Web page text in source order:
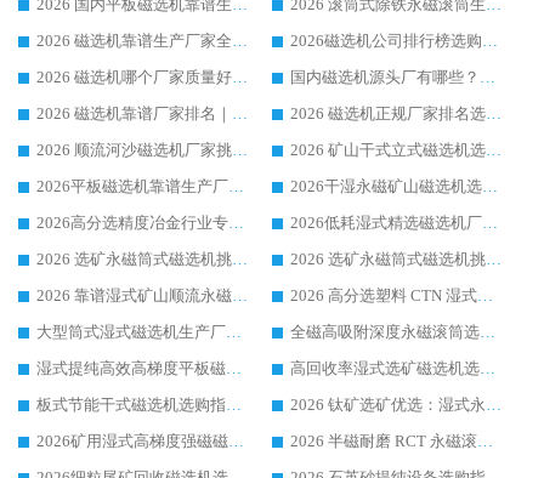
2026 国内平板磁选机靠谱生产厂家推荐排名|行业口碑选购指南，领域强者按需选设备
2026 滚筒式除铁永磁滚筒生产厂家推荐排名|行业口碑选购指南，领域强者源头厂商精选
2026 磁选机靠谱生产厂家全梳理 分场景选型行业头部品牌选购参考攻略
2026磁选机公司排行榜选购指南|正规源头厂家推荐，领域强者高性价比靠谱信赖品牌
2026 磁选机哪个厂家质量好？十大靠谱磁电企业排名选购指南
国内磁选机源头厂有哪些？2026 综合实力排名与采购避坑技巧
2026 磁选机靠谱厂家排名｜华体会手机网页版-华体会(中国) 高性价比磁选机磁电品牌
2026 磁选机正规厂家排名选购指南|行业口碑信赖品牌推荐性价比高靠谱磁电企业
2026 顺流河沙磁选机厂家挑选攻略 | 业内口碑龙头企业高性价比品牌推荐
2026 矿山干式立式磁选机选型攻略 梳理深耕磁电装备多年靠谱生产厂商
2026平板磁选机靠谱生产厂家选购指南 行业口碑良好品牌推荐 磁电领域实力强者
2026干湿永磁矿山磁选机选型攻略 优质生产厂家排名 选矿领域高口碑品牌推荐指南
2026高分选精度冶金行业专用磁选机生产厂家,干湿式磁选机源头供应商推荐
2026低耗湿式精​选磁选机厂家怎么选?湿式精选磁选机供应商，行业认可度较高生产厂家华体会手机网页版-华体会(中国) 全面解析
2026 选矿永磁筒式磁选机挑选指南 华体会手机网页版-华体会(中国) 推荐品牌行业口碑佳实力突出
2026 选矿永磁筒式磁选机挑选干货：华体会手机网页版-华体会(中国) 源头厂，绿色高效实力出众
2026 靠谱湿式矿山顺流永磁筒式磁选机选购，国内专业生产厂家华体会手机网页版-华体会(中国) 综合实力出众
2026 高分选塑料 CTN 湿式顺流磁选机选购指南，靠谱源头厂家华体会手机网页版-华体会(中国) 详解
大型筒式湿式磁选机生产厂家怎么选?华体会手机网页版-华体会(中国) 设备口碑广受行业认可
全磁高吸附深度永磁滚筒选购指南 业内口碑稳定磁电设备生产厂家详细推荐
湿式提纯高效高梯度平板磁选机靠谱设备源头厂商华体会手机网页版-华体会(中国) 综合测评
高回收率湿式选矿磁选机选购指南 业内口碑磁电设备生产厂家实力解析
板式节能干式磁选机选购指南，源头生产厂家华体会手机网页版-华体会(中国) 综合实力可观
2026 钛矿选矿优选：湿式永磁筒式磁选机源头厂家华体会手机网页版-华体会(中国) 综合解析
2026矿用湿式高梯度强磁磁选机选购指南，临朐靠谱磁电生产厂家华体会手机网页版-华体会(中国) 详解
2026 半磁耐磨 RCT 永磁滚筒选购指南，临朐源头生产厂家华体会手机网页版-华体会(中国) 实测分享